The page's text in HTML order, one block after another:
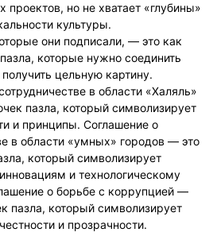
проектов, но не хватает «глубины»
культуры.
они подписали, — это как
которые нужно соединить
цельную картину.
в области «Халяль»
пазла, который символизирует
и принципы. Соглашение о
в области «умных» городов — это
который символизирует
и технологическому
о борьбе с коррупцией —
пазла, который символизирует
и прозрачности.